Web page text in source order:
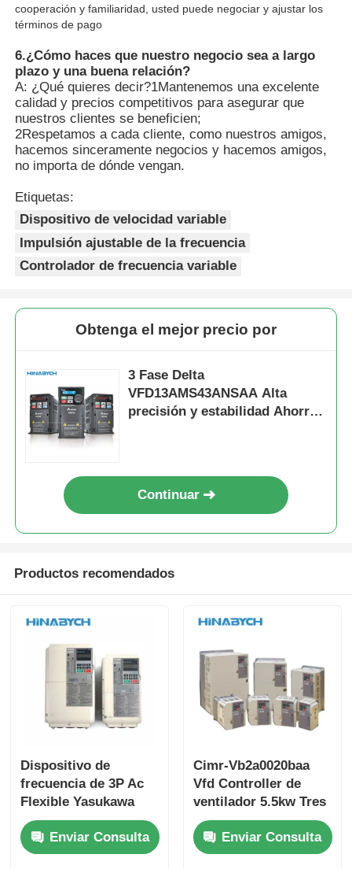
cooperación y familiaridad, usted puede negociar y ajustar los
términos de pago
6.¿Cómo haces que nuestro negocio sea a largo
plazo y una buena relación?
A: ¿Qué quieres decir?1Mantenemos una excelente
calidad y precios competitivos para asegurar que
nuestros clientes se beneficien;
2Respetamos a cada cliente, como nuestros amigos,
hacemos sinceramente negocios y hacemos amigos,
no importa de dónde vengan.
Etiquetas:
Dispositivo de velocidad variable
Impulsión ajustable de la frecuencia
Controlador de frecuencia variable
Obtenga el mejor precio por
3 Fase Delta
VFD13AMS43ANSAA Alta
precisión y estabilidad Ahorro
Continuar
Productos recomendados
Dispositivo de
frecuencia de 3P Ac
Flexible Yasukawa
Cimr-Lb4a0024fac
Seguridad integrada
Enviar Consulta
Cimr-Vb2a0020baa
Vfd Controller de
ventilador 5.5kw Tres
fases 220V Yasukawa
Enviar Consulta